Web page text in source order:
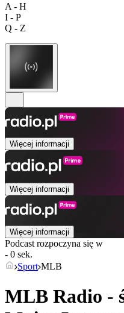
A - H
I - P
Q - Z
Więcej informacji
Więcej informacji
Więcej informacji
Podcast rozpoczyna się w
- 0 sek.
Sport MLB
MLB Radio -